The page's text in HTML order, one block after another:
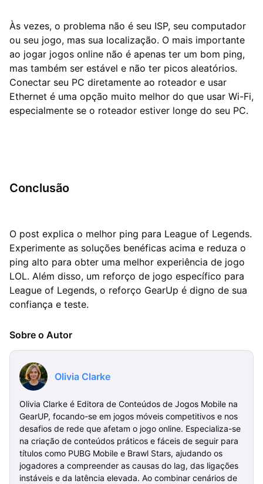
Às vezes, o problema não é seu ISP, seu computador
ou seu jogo, mas sua localização. O mais importante
ao jogar jogos online não é apenas ter um bom ping,
mas também ser estável e não ter picos aleatórios.
Conectar seu PC diretamente ao roteador e usar
Ethernet é uma opção muito melhor do que usar Wi-Fi,
especialmente se o roteador estiver longe do seu PC.
Conclusão
O post explica o melhor ping para League of Legends.
Experimente as soluções benéficas acima e reduza o
ping alto para obter uma melhor experiência de jogo
LOL. Além disso, um reforço de jogo específico para
League of Legends, o reforço GearUp é digno de sua
confiança e teste.
Sobre o Autor
Olivia Clarke
Olivia Clarke é Editora de Conteúdos de Jogos Mobile na
GearUP, focando-se em jogos móveis competitivos e nos
desafios de rede que afetam o jogo online. Especializa-se
na criação de conteúdos práticos e fáceis de seguir para
títulos como PUBG Mobile e Brawl Stars, ajudando os
jogadores a compreender as causas do lag, das ligações
instáveis e da latência elevada. Ao combinar cenários de